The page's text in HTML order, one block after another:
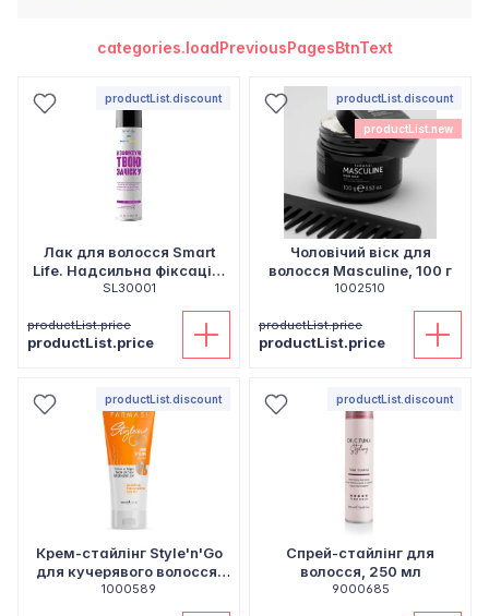
categories.loadPreviousPagesBtnText
productList.discount
Лак для волосся Smart
Life. Надсильна фіксація,
300 мл
SL30001
productList.price
productList.price
productList.discount
productList.new
Чоловічий віск для
волосся Masculine, 100 г
1002510
productList.price
productList.price
productList.discount
Крем-стайлінг Style'n'Go
для кучерявого волосся,
200 мл
1000589
productList.discount
Спрей-стайлінг для
волосся, 250 мл
9000685